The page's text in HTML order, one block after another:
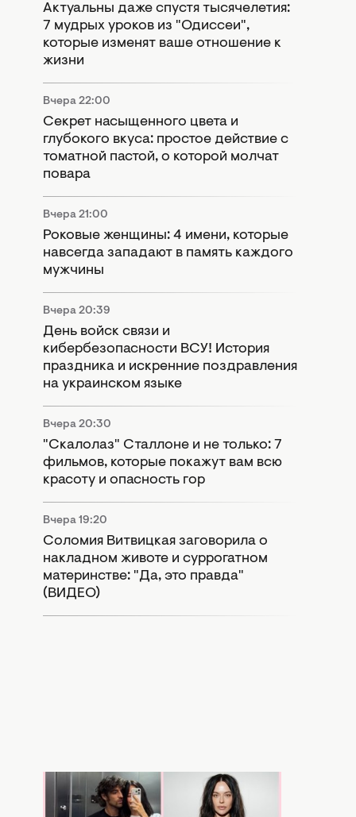
Актуальны даже спустя тысячелетия:
7 мудрых уроков из "Одиссеи",
которые изменят ваше отношение к
жизни
Вчера 22:00
Секрет насыщенного цвета и
глубокого вкуса: простое действие с
томатной пастой, о которой молчат
повара
Вчера 21:00
Роковые женщины: 4 имени, которые
навсегда западают в память каждого
мужчины
Вчера 20:39
День войск связи и
кибербезопасности ВСУ! История
праздника и искренние поздравления
на украинском языке
Вчера 20:30
"Скалолаз" Сталлоне и не только: 7
фильмов, которые покажут вам всю
красоту и опасность гор
Вчера 19:20
Соломия Витвицкая заговорила о
накладном животе и суррогатном
материнстве: "Да, это правда"
(ВИДЕО)
Вчера 17:56
Копия бывшей: в Сети активно